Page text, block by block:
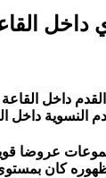
داخل
داخل
عروضا
كان